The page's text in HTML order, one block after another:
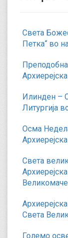
Света
Петка“ во
Илинден –
Литургија
Осма
Света
Света
Големо